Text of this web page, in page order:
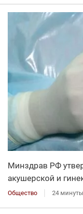
Минздрав РФ
акушерской и
Общество 24